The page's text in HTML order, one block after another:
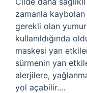
zamanla kaybolan
gerekli olan
kullanıldığında
maskesi yan
sürmenin yan
alerjilere,
yol açabilir.…